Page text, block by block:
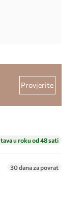
Provjerite
u roku od 48 sati
30 dana za povrat